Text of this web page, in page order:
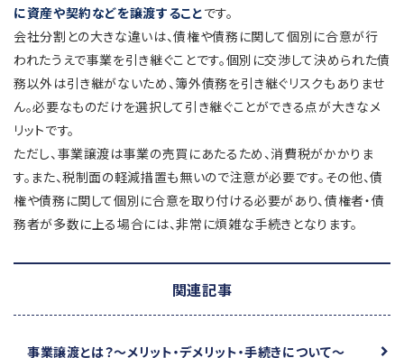
に資産や契約などを譲渡することです。
会社分割との大きな違いは、債権や債務に関して個別に合意が行
われたうえで事業を引き継ぐことです。個別に交渉して決められた債
務以外は引き継がないため、簿外債務を引き継ぐリスクもありませ
ん。必要なものだけを選択して引き継ぐことができる点が大きなメ
リットです。
ただし、事業譲渡は事業の売買にあたるため、消費税がかかりま
す。また、税制面の軽減措置も無いので注意が必要です。その他、債
権や債務に関して個別に合意を取り付ける必要があり、債権者・債
務者が多数に上る場合には、非常に煩雑な手続きとなります。
関連記事
事業譲渡とは？～メリット・デメリット・手続きについて～